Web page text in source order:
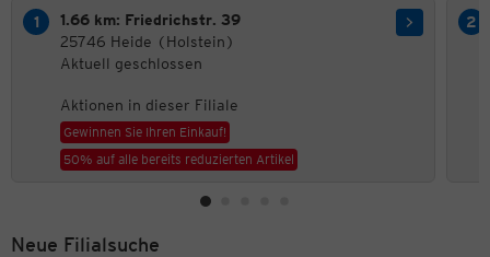
1.66 km: Friedrichstr. 39
25746 Heide (Holstein)
Aktuell geschlossen
Aktionen in dieser Filiale
Gewinnen Sie Ihren Einkauf!
50% auf alle bereits reduzierten Artikel
Neue Filialsuche